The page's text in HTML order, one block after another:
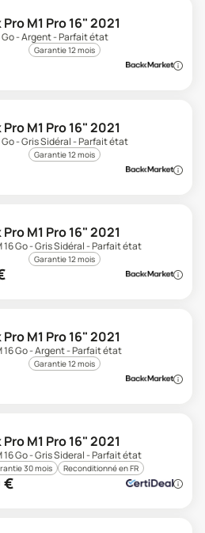
M1 Pro 16" 2021
Go - Argent - Parfait état
Garantie 12 mois
M1 Pro 16" 2021
Go - Gris Sidéral - Parfait état
Garantie 12 mois
M1 Pro 16" 2021
16 Go - Gris Sidéral - Parfait état
Garantie 12 mois
M1 Pro 16" 2021
16 Go - Argent - Parfait état
Garantie 12 mois
M1 Pro 16" 2021
16 Go - Gris Sideral - Parfait état
30 mois Reconditionné en FR
€